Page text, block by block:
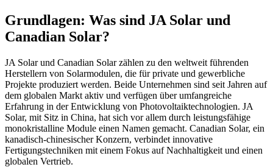
Grundlagen: Was sind JA Solar und
Canadian Solar?
JA Solar und Canadian Solar zählen zu den weltweit führenden
Herstellern von Solarmodulen, die für private und gewerbliche
Projekte produziert werden. Beide Unternehmen sind seit Jahren auf
dem globalen Markt aktiv und verfügen über umfangreiche
Erfahrung in der Entwicklung von Photovoltaiktechnologien. JA
Solar, mit Sitz in China, hat sich vor allem durch leistungsfähige
monokristalline Module einen Namen gemacht. Canadian Solar, ein
kanadisch-chinesischer Konzern, verbindet innovative
Fertigungstechniken mit einem Fokus auf Nachhaltigkeit und einen
globalen Vertrieb.